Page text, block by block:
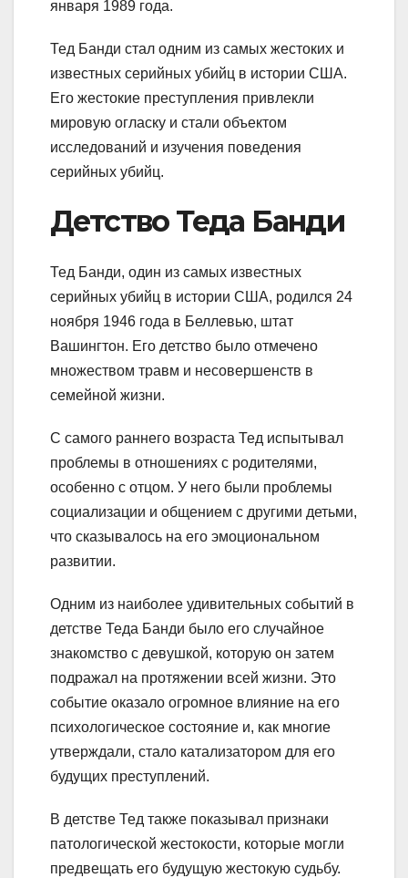
января 1989 года.
Тед Банди стал одним из самых жестоких и
известных серийных убийц в истории США.
Его жестокие преступления привлекли
мировую огласку и стали объектом
исследований и изучения поведения
серийных убийц.
Детство Теда Банди
Тед Банди, один из самых известных
серийных убийц в истории США, родился 24
ноября 1946 года в Беллевью, штат
Вашингтон. Его детство было отмечено
множеством травм и несовершенств в
семейной жизни.
С самого раннего возраста Тед испытывал
проблемы в отношениях с родителями,
особенно с отцом. У него были проблемы
социализации и общением с другими детьми,
что сказывалось на его эмоциональном
развитии.
Одним из наиболее удивительных событий в
детстве Теда Банди было его случайное
знакомство с девушкой, которую он затем
подражал на протяжении всей жизни. Это
событие оказало огромное влияние на его
психологическое состояние и, как многие
утверждали, стало катализатором для его
будущих преступлений.
В детстве Тед также показывал признаки
патологической жестокости, которые могли
предвещать его будущую жестокую судьбу.